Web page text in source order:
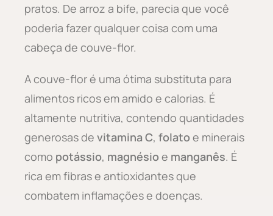
pratos. De arroz a bife, parecia que você
poderia fazer qualquer coisa com uma
cabeça de couve-flor.
A couve-flor é uma ótima substituta para
alimentos ricos em amido e calorias. É
altamente nutritiva, contendo quantidades
generosas de vitamina C, folatoe minerais
como potássio, magnésioe manganês. É
rica em fibras e antioxidantes que
combatem inflamações e doenças.